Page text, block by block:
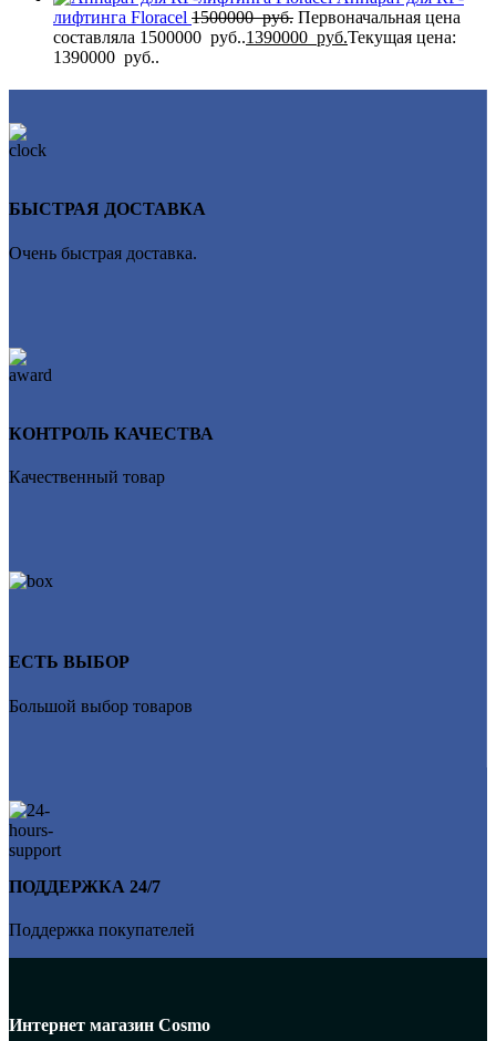
лифтинга Flоrасеl 1500000руб. Первоначальная цена
составляла 1500000 руб..1390000 руб.Текущая цена:
1390000 руб..
БЫСТРАЯ ДОСТАВКА
Очень быстрая доставка.
КОНТРОЛЬ КАЧЕСТВА
Качественный товар
ЕСТЬ ВЫБОР
Большой выбор товаров
ПОДДЕРЖКА 24/7
Поддержка покупателей
Интернет магазин Cosmo